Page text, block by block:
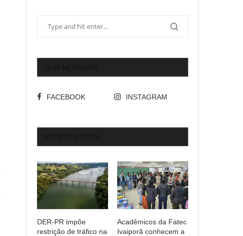
FACEBOOK INSTAGRAM
DER-PR impõe
restrição de tráfico na
Acadêmicos da Fatec
Ivaiporã conhecem a